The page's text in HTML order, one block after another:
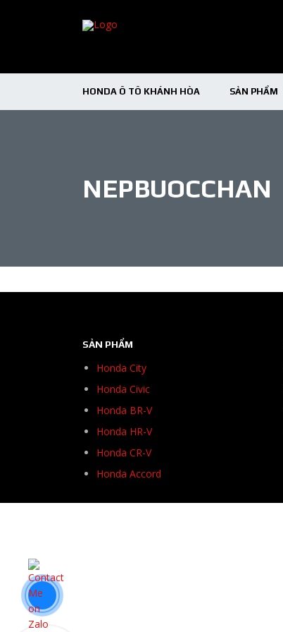
HONDA Ô TÔ KHÁNH HÒA SẢN PHẨM
NEPBUOCCHAN
SẢN PHẨM
Honda City
Honda Civic
Honda BR-V
Honda HR-V
Honda CR-V
Honda Accord